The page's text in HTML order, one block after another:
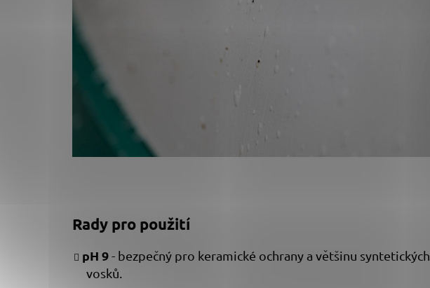
Rady pro použití
pH 9- bezpečný pro keramické ochrany a většinu syntetických
vosků.